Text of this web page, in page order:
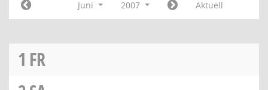
Juni 2007 Aktuell
1 FR